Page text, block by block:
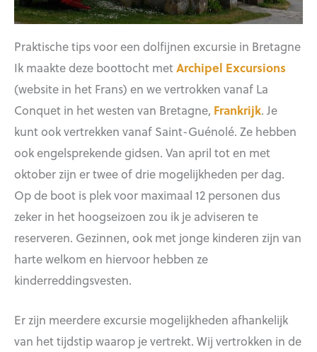
Praktische tips voor een dolfijnen excursie in Bretagne
Ik maakte deze boottocht metArchipel Excursions
(website in het Frans) en we vertrokken vanaf La
Conquet in het westen van Bretagne, Frankrijk. Je
kunt ook vertrekken vanaf Saint-Guénolé. Ze hebben
ook engelsprekende gidsen. Van april tot en met
oktober zijn er twee of drie mogelijkheden per dag.
Op de boot is plek voor maximaal 12 personen dus
zeker in het hoogseizoen zou ik je adviseren te
reserveren. Gezinnen, ook met jonge kinderen zijn van
harte welkom en hiervoor hebben ze
kinderreddingsvesten.
Er zijn meerdere excursie mogelijkheden afhankelijk
van het tijdstip waarop je vertrekt. Wij vertrokken in de